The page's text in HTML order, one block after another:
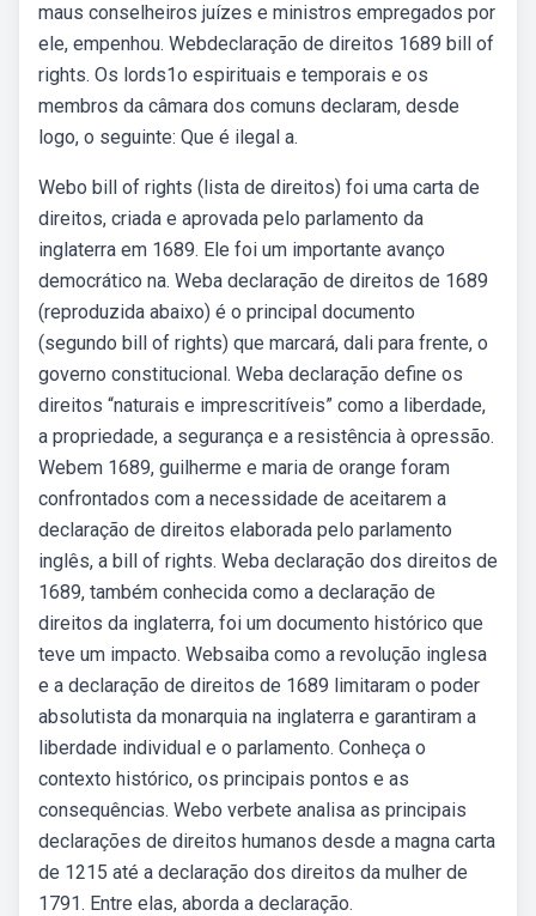
maus conselheiros juízes e ministros empregados por
ele, empenhou. Webdeclaração de direitos 1689 bill of
rights. Os lords1o espirituais e temporais e os
membros da câmara dos comuns declaram, desde
logo, o seguinte: Que é ilegal a.
Webo bill of rights (lista de direitos) foi uma carta de
direitos, criada e aprovada pelo parlamento da
inglaterra em 1689. Ele foi um importante avanço
democrático na. Weba declaração de direitos de 1689
(reproduzida abaixo) é o principal documento
(segundo bill of rights) que marcará, dali para frente, o
governo constitucional. Weba declaração define os
direitos “naturais e imprescritíveis” como a liberdade,
a propriedade, a segurança e a resistência à opressão.
Webem 1689, guilherme e maria de orange foram
confrontados com a necessidade de aceitarem a
declaração de direitos elaborada pelo parlamento
inglês, a bill of rights. Weba declaração dos direitos de
1689, também conhecida como a declaração de
direitos da inglaterra, foi um documento histórico que
teve um impacto. Websaiba como a revolução inglesa
e a declaração de direitos de 1689 limitaram o poder
absolutista da monarquia na inglaterra e garantiram a
liberdade individual e o parlamento. Conheça o
contexto histórico, os principais pontos e as
consequências. Webo verbete analisa as principais
declarações de direitos humanos desde a magna carta
de 1215 até a declaração dos direitos da mulher de
1791. Entre elas, aborda a declaração.